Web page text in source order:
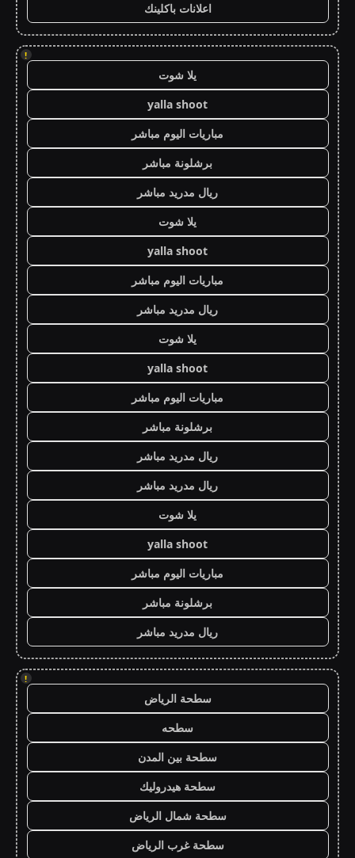
اعلانات باكلينك
!
يلا شوت
yalla shoot
مباريات اليوم مباشر
برشلونة مباشر
ريال مدريد مباشر
يلا شوت
yalla shoot
مباريات اليوم مباشر
ريال مدريد مباشر
يلا شوت
yalla shoot
مباريات اليوم مباشر
برشلونة مباشر
ريال مدريد مباشر
ريال مدريد مباشر
يلا شوت
yalla shoot
مباريات اليوم مباشر
برشلونة مباشر
ريال مدريد مباشر
!
سطحة الرياض
سطحه
سطحة بين المدن
سطحة هيدروليك
سطحة شمال الرياض
سطحة غرب الرياض